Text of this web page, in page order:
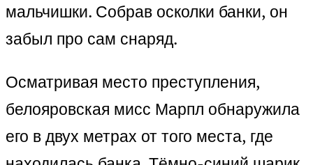
мальчишки. Собрав осколки банки, он
забыл про сам снаряд.
Осматривая место преступления,
белояровская мисс Марпл обнаружила
его в двух метрах от того места, где